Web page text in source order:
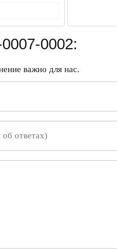
0002:
важно для нас.